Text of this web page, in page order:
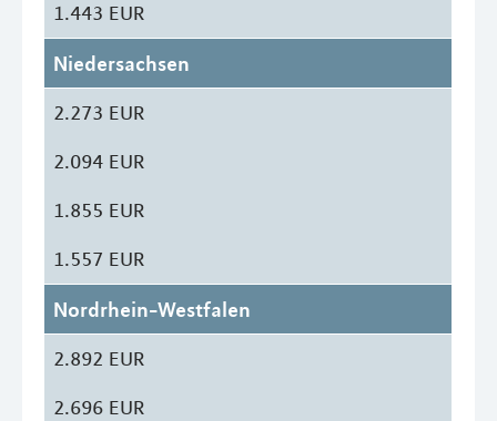
1.443 EUR
Niedersachsen
2.273 EUR
2.094 EUR
1.855 EUR
1.557 EUR
Nordrhein-Westfalen
2.892 EUR
2.696 EUR